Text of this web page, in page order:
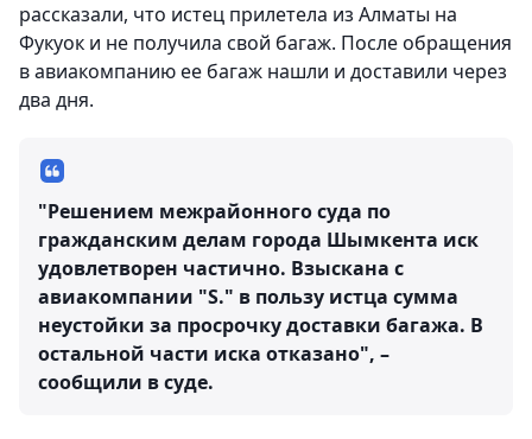
рассказали, что истец прилетела из Алматы на
Фукуок и не получила свой багаж. После обращения
в авиакомпанию ее багаж нашли и доставили через
два дня.
"Решением межрайонного суда по
гражданским делам города Шымкента иск
удовлетворен частично. Взыскана с
авиакомпании "S." в пользу истца сумма
неустойки за просрочку доставки багажа. В
остальной части иска отказано", –
сообщили в суде.